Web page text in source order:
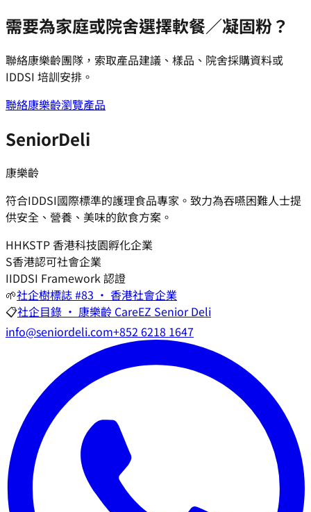
需要為家庭或院舍選擇軟餐／凝固粉？
聯絡康樂齡團隊，索取產品建議、樣品、院舍採購資料或
IDDSI 培訓安排。
聯絡康樂齡瀏覽產品
SeniorDeli
康樂齡
符合IDDSI國際標準的護理食品專家。致力為吞嚥困難人士提
供安全、營養、美味的飲食方案。
HHKSTP 香港科技園孵化企業
S香港認可社會企業
IIDDSI Framework 認證
🌱社企樹標誌 #83 · 香港社會企業
📋社企目錄 · 康樂齡 CareEZ Senior Deli
info@seniordeli.com+852 6218 1647